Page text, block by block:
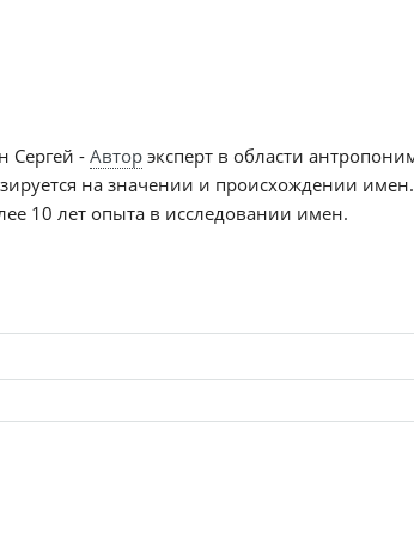
Сергей -Автор эксперт в области
на значении и происхождении имен.
10 лет опыта в исследовании имен.